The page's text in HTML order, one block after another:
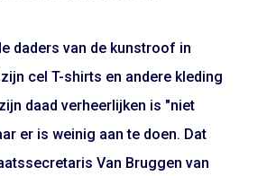
daders van de kunstroof in
cel T-shirts en andere kleding
daad verheerlijken is "niet
er is weinig aan te doen. Dat
Van Bruggen van